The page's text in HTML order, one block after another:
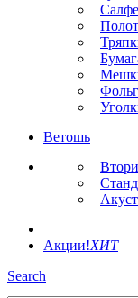
Ветошь
Акции!ХИТ
Search